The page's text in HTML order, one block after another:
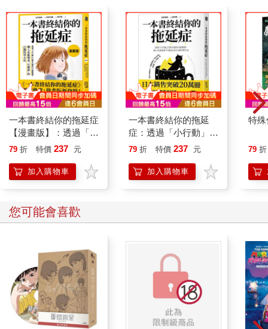
金賢成的眼神透露出對我的絕對信任，得到重生者的信任是一件
比想像中還愉快的事。
看到他沒有自己再另外做一遍最終檢查，讓我的心情莫名好了起
來。
「我們出發吧。」
「嗯。」
當我們慢慢走到外頭時，眾人的視線不知為何都集中到了我們身
當然有人只是不經意地看向這裡，但我猜大部分的人肯定都在注
意我們。
「是宣熙英，就是這次……」
「那就是帕蘭這次招募到的小隊嗎？」
「聽說帕蘭砸了重金聘請他們入會……但有沒有真本事還有待查
證。」
「好羨慕喔，唉……他們光是起跑點就跟我們不一樣了……」
「人家就是有那個能力啊。」
「所以他們現在才要去打怪，不是嗎？」
「他們是要進入公會提供給他們的副本吧。」
有人嫉妒我們，也有人議論紛紛。
看到我們持有的裝備，會覺得嫉妒也很正常。
雖然這些裝備是從公會倉庫借來的，但是在這個地方，一般人連
普通級的裝備都不見得擁有。
實際上對我們投以羨慕眼光的人，身上大多穿戴著破爛不堪的裝
一本書終結你的拖延症
【漫畫版】：透過「小
行動」打開大腦的行動
「行動派」的37個科
學方法
79 折 特價 237 元
加入購物車
一本書終結你的拖延
症：透過「小行動」打
開大腦的行動開關，懶
的37個科學方法
79 折 特價 237 元
加入購物車
特
79 折
您可能會喜歡